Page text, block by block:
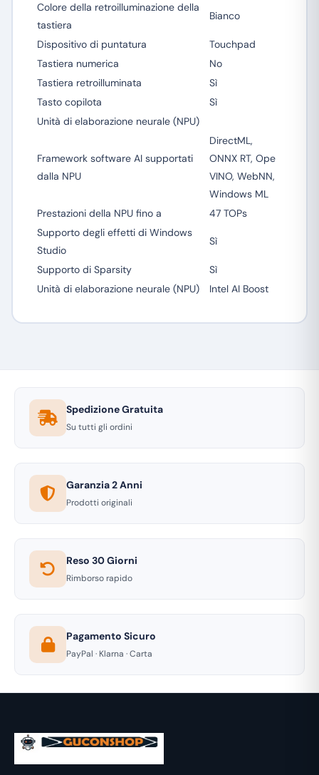
Colore della retroilluminazione della
tastiera
Bianco
Dispositivo di puntatura
Touchpad
Tastiera numerica
No
Tastiera retroilluminata
Sì
Tasto copilota
Sì
Unità di elaborazione neurale (NPU)
Framework software AI supportati
dalla NPU
DirectML,
ONNX RT, Ope
VINO, WebNN,
Windows ML
Prestazioni della NPU fino a
47 TOPs
Supporto degli effetti di Windows
Studio
Sì
Supporto di Sparsity
Sì
Unità di elaborazione neurale (NPU)
Intel AI Boost
Spedizione Gratuita
Su tutti gli ordini
Garanzia 2 Anni
Prodotti originali
Reso 30 Giorni
Rimborso rapido
Pagamento Sicuro
PayPal · Klarna · Carta